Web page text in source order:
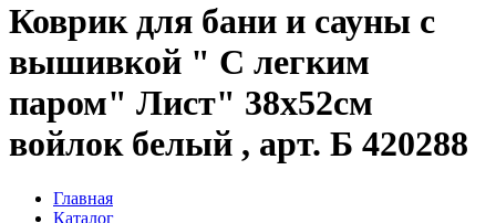
Коврик для бани и сауны с
вышивкой " С легким
паром" Лист" 38х52см
войлок белый , арт. Б 420288
Главная
Каталог